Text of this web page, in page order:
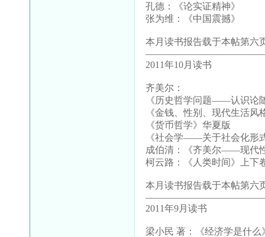
孔德：《论实证精神》
张为维：《中国震撼》
本月读书报告载于本帖第六
2011年10月读书
齐美尔：
《历史哲学问题——认识论
《金钱、性别、现代生活风
《货币哲学》华夏版
《社会学——关于社会化形
成伯清：《齐美尔——现代
柯云路：《人类时间》上下
本月读书报告载于本帖第六
2011年9月读书
梁小民 著：《经济学是什么